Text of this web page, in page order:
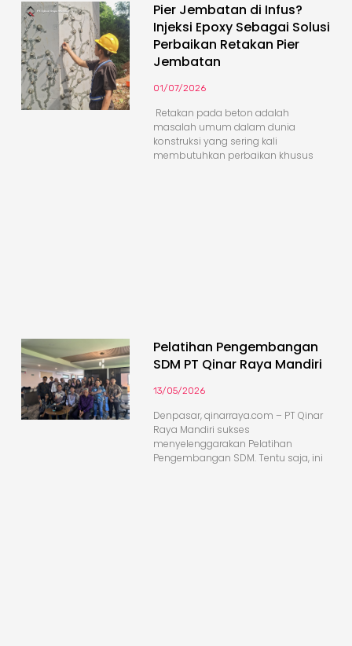
Pier Jembatan di Infus?
Injeksi Epoxy Sebagai Solusi
Perbaikan Retakan Pier
Jembatan
01/07/2026
Retakan pada beton adalah
masalah umum dalam dunia
konstruksi yang sering kali
membutuhkan perbaikan khusus
Pelatihan Pengembangan
SDM PT Qinar Raya Mandiri
13/05/2026
Denpasar, qinarraya.com – PT Qinar
Raya Mandiri sukses
menyelenggarakan Pelatihan
Pengembangan SDM. Tentu saja, ini